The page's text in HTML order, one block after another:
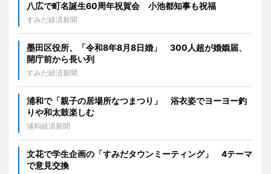
八広で町名誕生60周年祝賀会 小池都知事も祝福
すみだ経済新聞
墨田区役所、「令和8年8月8日婚」 300人超が婚姻届、
開庁前から長い列
すみだ経済新聞
浦和で「親子の居場所なつまつり」 浴衣姿でヨーヨー釣
りや和太鼓楽しむ
浦和経済新聞
文花で学生企画の「すみだタウンミーティング」 4テーマ
で意見交換